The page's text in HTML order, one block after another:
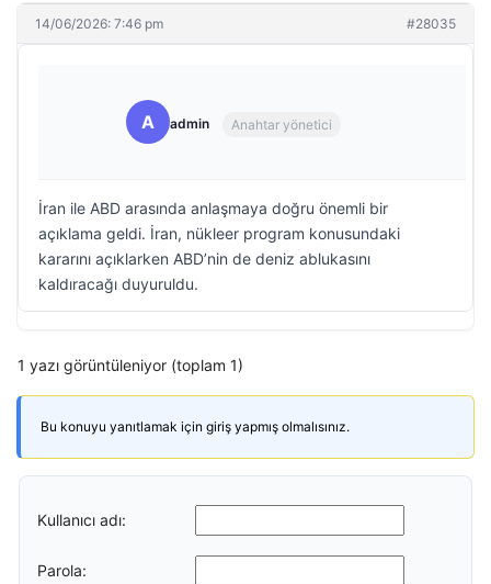
14/06/2026: 7:46 pm #28035
A admin Anahtar yönetici
İran ile ABD arasında anlaşmaya doğru önemli bir
açıklama geldi. İran, nükleer program konusundaki
kararını açıklarken ABD’nin de deniz ablukasını
kaldıracağı duyuruldu.
1 yazı görüntüleniyor (toplam 1)
Bu konuyu yanıtlamak için giriş yapmış olmalısınız.
Kullanıcı adı:
Parola: